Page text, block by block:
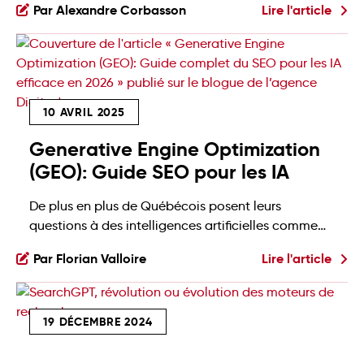
en provenance des moteurs d’IA générative a
explosé de 1 200 %, selon une étude d’Adobe
Analytics. Les internautes ne cherchent plus, ils
demandent. Et ChatGPT est en train de […]
Par Alexandre Corbasson Lire l'article
10 AVRIL 2025
Generative Engine Optimization
(GEO): Guide SEO pour les IA
De plus en plus de Québécois posent leurs
questions à des intelligences artificielles comme
dans les habitudes de recherche pousse les
entreprises à repenser leur manière d’être visibles
en ligne. C’est là que le Generative Engine
Optimization entre en scène! C’est tout
Par Florian Valloire Lire l'article
19 DÉCEMBRE 2024